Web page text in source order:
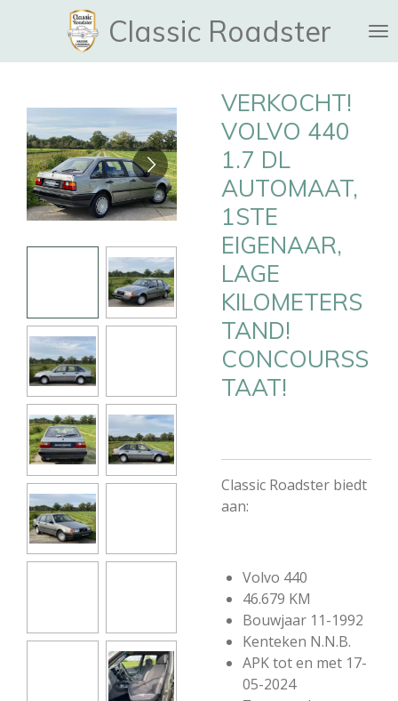
naar
Classic Roadster
VERKOCHT!
VOLVO 440
1.7 DL
AUTOMAAT,
1STE
EIGENAAR,
LAGE
KILOMETERS
TAND!
CONCOURSS
TAAT!
Classic Roadster biedt
aan:
Volvo 440
46.679 KM
Bouwjaar 11-1992
Kenteken N.N.B.
APK tot en met 17-
05-2024